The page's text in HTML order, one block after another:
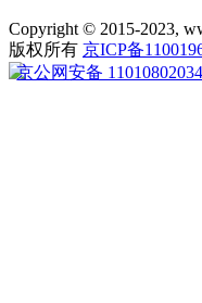
Copyright © 2015-2023,
版权所有 京ICP备
京公网安备